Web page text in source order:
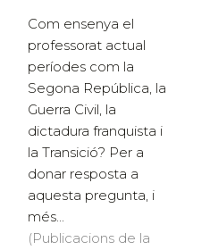
Com ensenya el
professorat actual
períodes com la
Segona República, la
Guerra Civil, la
dictadura franquista i
la Transició? Per a
donar resposta a
aquesta pregunta, i
més...
(Publicacions de la